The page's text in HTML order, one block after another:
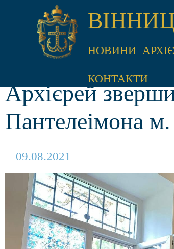
НОВИНИ
КОНТАКТИ
Архієрей
Пантелеімона
09.08.2021